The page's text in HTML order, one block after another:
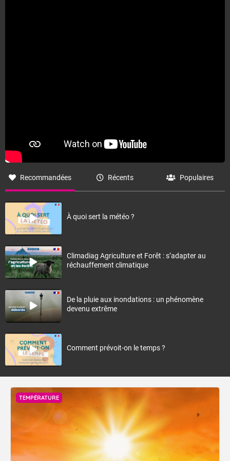
Recommandées Récents Populaires
À quoi sert la météo ?
Climadiag Agriculture et Forêt : s’adapter au
réchauffement climatique
De la pluie aux inondations : un phénomène
devenu extrême
Comment prévoit-on le temps ?
TEMPÉRATURE